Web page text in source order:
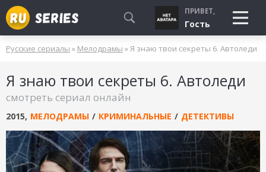
СМОТРЮ
БУДУ СМОТРЕТЬ
УЖЕ СМОТРЕЛ
ПРИВЕТ,
Гость
Русские сериалы » Мелодрамы » Я знаю твои секреты 6. Автоледи
Я знаю твои секреты 6. Автоледи
смотреть сериал онлайн
2015, МЕЛОДРАМЫ / КРИМИНАЛЬНЫЕ / ДЕТЕКТИВЫ